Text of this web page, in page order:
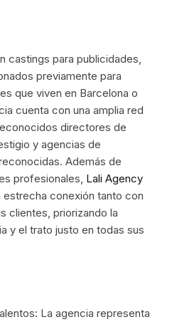
castings para publicidades,
previamente para
que viven en Barcelona o
cuenta con una amplia red
directores de
y agencias de
Además de
profesionales, Lali Agency
conexión tanto con
clientes, priorizando la
y el trato justo en todas sus
La agencia representa